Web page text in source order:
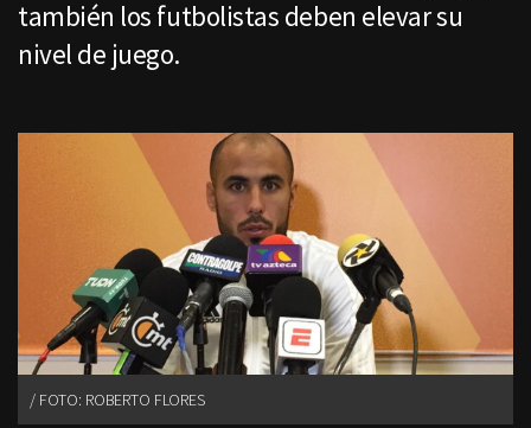
también los futbolistas deben elevar su
nivel de juego.
FOTO: ROBERTO FLORES